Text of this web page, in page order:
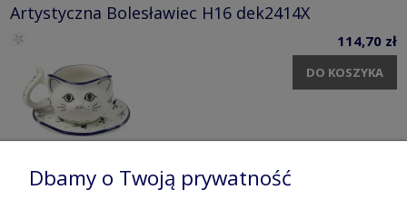
Artystyczna Bolesławiec H16 dek2414X
114,70 zł
DO KOSZYKA
Dbamy o Twoją prywatność